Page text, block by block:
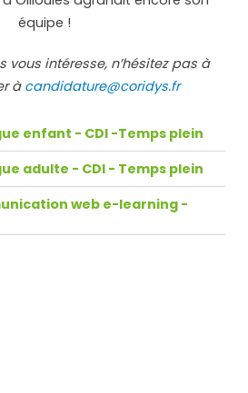
équipe !
vous intéresse, n’hésitez pas à
àcandidature@coridys.fr
enfant - CDI -Temps plein
adulte - CDI - Temps plein
web e-learning -